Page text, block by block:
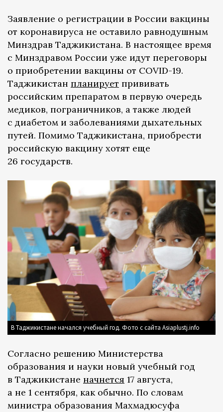
Заявление о регистрации в России вакцины
от коронавируса не оставило равнодушным
Минздрав Таджикистана. В настоящее время
с Минздравом России уже идут переговоры
о приобретении вакцины от COVID-19.
Таджикистан планирует прививать
российским препаратом в первую очередь
медиков, пограничников, а также людей
с диабетом и заболеваниями дыхательных
путей. Помимо Таджикистана, приобрести
российскую вакцину хотят еще
26 государств.
В Таджикистане начался учебный год. Фото с сайта Asiaplustj.info
Согласно решению Министерства
образования и науки новый учебный год
в Таджикистане начнется 17 августа,
а не 1 сентября, как обычно. По словам
министра образования Махмадюсуфа